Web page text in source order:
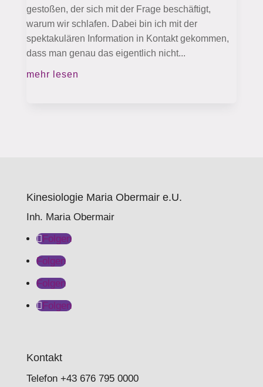
gestoßen, der sich mit der Frage beschäftigt,
warum wir schlafen. Dabei bin ich mit der
spektakulären Information in Kontakt gekommen,
dass man genau das eigentlich nicht...
mehr lesen
Kinesiologie Maria Obermair e.U.
Inh. Maria Obermair
Folgen
Folgen
Folgen
Folgen
Kontakt
Telefon +43 676 795 0000